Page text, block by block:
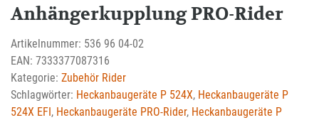
Anhängerkupplung PRO-Rider
Artikelnummer: 536 96 04-02
EAN: 7333377087316
Kategorie: Zubehör Rider
Schlagwörter: Heckanbaugeräte P 524X, Heckanbaugeräte P
524X EFI, Heckanbaugeräte PRO-Rider, Heckanbaugeräte P